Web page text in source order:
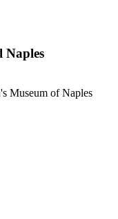
Naples
Museum of Naples